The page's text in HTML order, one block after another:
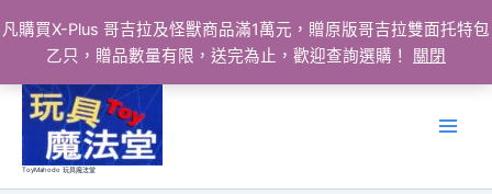
凡購買X-Plus 哥吉拉及怪獸商品滿1萬元，贈原版哥吉拉雙面托特包
乙只，贈品數量有限，送完為止，歡迎查詢選購！
關閉
ToyMahodo 玩具魔法堂